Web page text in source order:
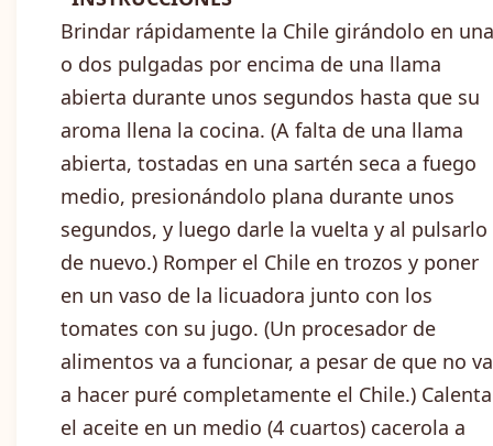
Brindar rápidamente la Chile girándolo en una
o dos pulgadas por encima de una llama
abierta durante unos segundos hasta que su
aroma llena la cocina. (A falta de una llama
abierta, tostadas en una sartén seca a fuego
medio, presionándolo plana durante unos
segundos, y luego darle la vuelta y al pulsarlo
de nuevo.) Romper el Chile en trozos y poner
en un vaso de la licuadora junto con los
tomates con su jugo. (Un procesador de
alimentos va a funcionar, a pesar de que no va
a hacer puré completamente el Chile.)
el aceite en un medio (4 cuartos) cacerola a